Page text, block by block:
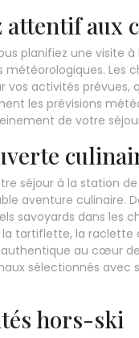
attentif aux
planifiez une visite
météorologiques. Les
vos activités prévues,
les prévisions
de votre
séjour à la station
aventure culinaire.
savoyards dans les
la tartiflette, la raclette
au cœur
sélectionnés avec
hors-ski